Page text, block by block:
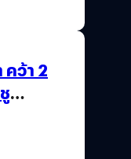
คว้า 2